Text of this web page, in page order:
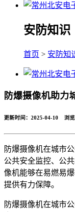
安防知识
首页 > 安防知
防爆摄像机助力
更新时间：2025-04-10 浏览
防爆摄像机在城市
公共安全监控、公
像机能够在易燃易
提供有力保障。
防爆摄像机在城市